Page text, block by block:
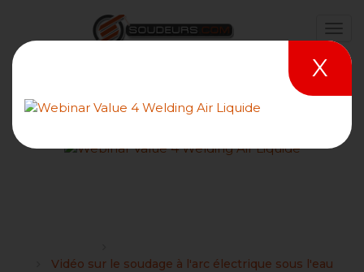
Vidéo sur le soudage à l'arc électrique sous l'eau
X